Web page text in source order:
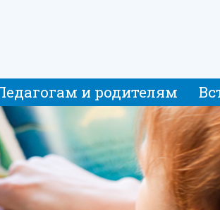
и родителям